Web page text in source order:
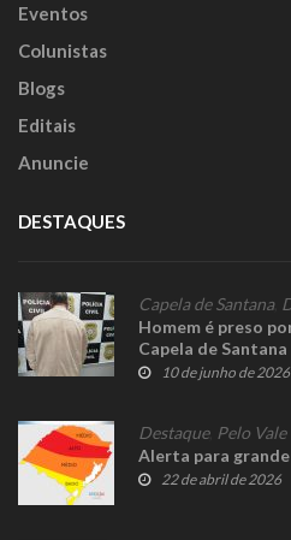
Eventos
Colunistas
Blogs
Editais
Anuncie
DESTAQUES
Capela de Santana,
Homem é preso
Capela de Santana
10 de junho de 2026
Destaque, Pelo Vale
Alerta para
22 de abril de 2026